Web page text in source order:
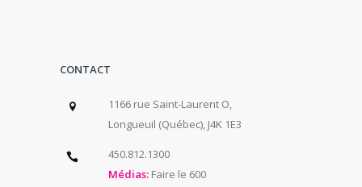
CONTACT
1166 rue Saint-Laurent O,
Longueuil (Québec), J4K 1E3
450.812.1300
Médias: Faire le 600